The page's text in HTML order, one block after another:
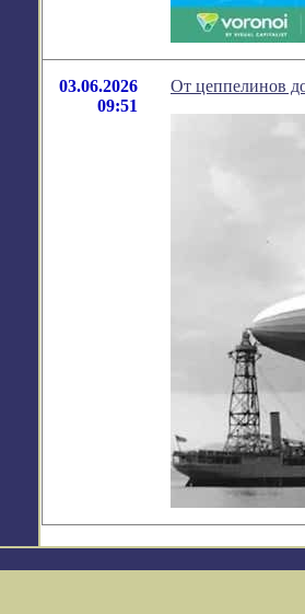
03.06.2026
09:51
От цеппелинов